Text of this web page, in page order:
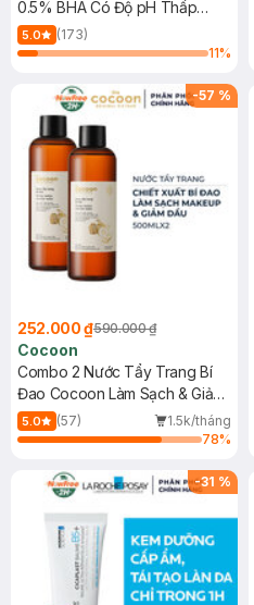
0.5% BHA Có Độ pH Thấp
150ml
5.0
(173)
11%
-57 %
252.000 ₫590.000 ₫
Cocoon
Combo 2 Nước Tẩy Trang Bí
Đao Cocoon Làm Sạch & Giảm
Dầu 500ml
5.0 (57)
1.5k/tháng
78%
-31 %